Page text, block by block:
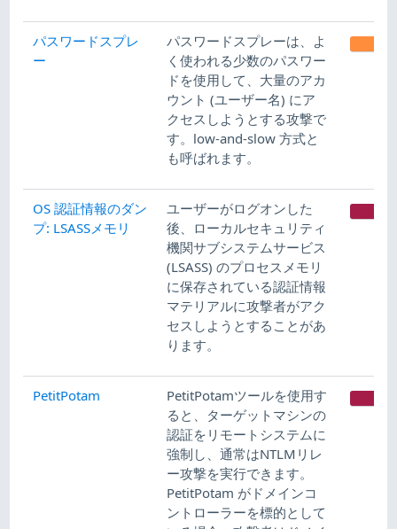
パスワードスプレ
ー
パスワードスプレーは、よ
く使われる少数のパスワー
ドを使用して、大量のアカ
ウント (ユーザー名) にア
クセスしようとする攻撃で
す。low-and-slow 方式と
も呼ばれます。
OS 認証情報のダン
プ: LSASSメモリ
ユーザーがログオンした
後、ローカルセキュリティ
機関サブシステムサービス
(LSASS) のプロセスメモリ
に保存されている認証情報
マテリアルに攻撃者がアク
セスしようとすることがあ
ります。
PetitPotam
PetitPotamツールを使用す
ると、ターゲットマシンの
認証をリモートシステムに
強制し、通常はNTLMリレ
ー攻撃を実行できます。
PetitPotam がドメインコ
ントローラーを標的として